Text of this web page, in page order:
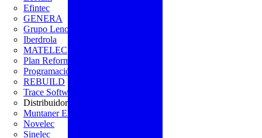
Efintec
GENERA
Grupo Lenor
Iberdrola
MATELEC
Plan Reforma
Programación Integral
REBUILD
Trace Software
Distribuidor
Muntaner Electro
Novelec
Sinelec